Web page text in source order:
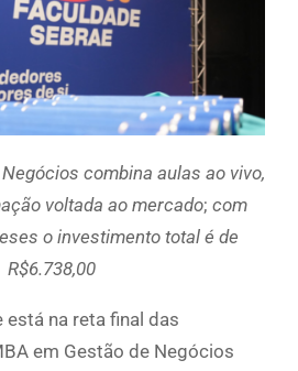
combina aulas ao vivo,
voltada ao mercado; com
o investimento total é de
R$6.738,00
está na reta final das
em Gestão de Negócios